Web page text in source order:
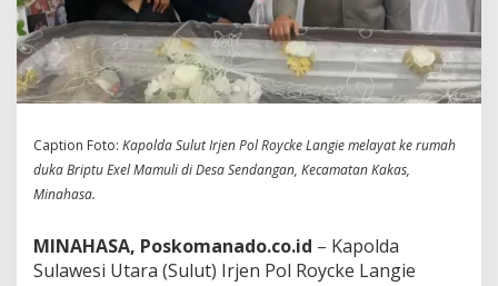
Caption Foto: Kapolda Sulut Irjen Pol Roycke Langie melayat ke rumah
duka Briptu Exel Mamuli di DesaSendangan, Kecamatan Kakas,
Minahasa.
MINAHASA, Poskomanado.co.id – Kapolda
Sulawesi Utara (Sulut) Irjen Pol Roycke Langie